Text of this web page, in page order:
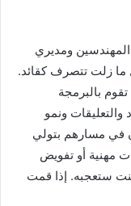
المهندسين ومديري
ما زلت تتصرف كقائد.
بالبرمجة
ونمو
في مسارهم بتولي
مهنية أو تفويض
ستعجبه. إذا قمت